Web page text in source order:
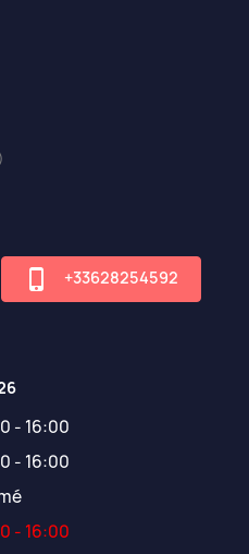
phone_iphone +33628254592
- 16:00
- 16:00
- 16:00